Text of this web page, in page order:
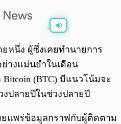
0:00
หนึ่ง ผู้ซึ่งเคยทำนายการ
ย่างแม่นยำในเดือน
(BTC) มีแนวโน้มจะ
ปลายปีในช่วงปลายปี
ยแพร่ข้อมูลกราฟกับผู้ติดตาม